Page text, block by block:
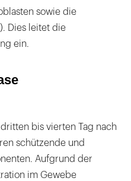
sowie die
Dies leitet die
ein.
bis vierten Tag nach
schützende und
Aufgrund der
im Gewebe